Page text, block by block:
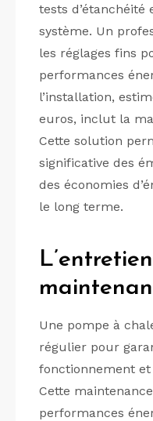
tests
système. Un
les réglages fins
performances
l’installation,
euros, inclut la
Cette solution
significative des
des économies
le long terme.
Une pompe à
régulier pour
fonctionnement
Cette
performances